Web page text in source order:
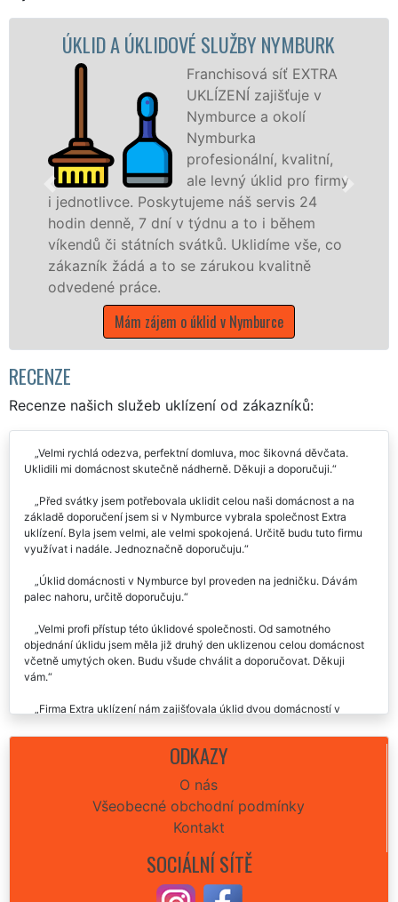
SLUŽBY NYMBURK
Franchisová síť EXTRA
UKLÍZENÍ zajišťuje v
Nymburce a okolí
Nymburka
profesionální, kvalitní,
ale levný úklid pro firmy
Poskytujeme náš servis 24
7 dní v týdnu a to i během
svátků. Uklidíme vše, co
a to se zárukou kvalitně
zájem o úklid v Nymburce
ÚKLIDOVÁ
nabízíme
státní
RECENZE
Recenze našich služeb uklízení od zákazníků:
Velmi rychlá odezva, perfektní domluva, moc šikovná děvčata.
Uklidili mi domácnost skutečně nádherně. Děkuji a doporučuji.
Před svátky jsem potřebovala uklidit celou naši domácnost a na
základě doporučení jsem si v Nymburce vybrala společnost Extra
uklízení. Byla jsem velmi, ale velmi spokojená. Určitě budu tuto firmu
využívat i nadále. Jednoznačně doporučuju.
Úklid domácnosti v Nymburce byl proveden na jedničku. Dávám
palec nahoru, určitě doporučuju.
Velmi profi přístup této úklidové společnosti. Od samotného
objednání úklidu jsem měla již druhý den uklizenou celou domácnost
včetně umytých oken. Budu všude chválit a doporučovat. Děkuji
vám.
Firma Extra uklízení nám zajišťovala úklid dvou domácností v
přístup i vystupování všech pracovnic. Skutečně precizní úklid
kterému není co vytknout. Doporučujeme.
Včera jste mi narychlo zajišťovali úklid domácnosti v plzni pro mojí
maminku. Moc moc by jsem vám chtěla poděkovat, jste skvělí, určitě
vás budu všude doporučovat. Ještě jednou vám moc děkuji za vaši
Děkuju za skvěle odvedenou práci při úklidu mé domácnosti v
Nymburce. Skvělá komunikace, vřelý přístup, cena odpovídala
ODKAZY
O nás
Všeobecné obchodní podmínky
Kontakt
SOCIÁLNÍ SÍTĚ